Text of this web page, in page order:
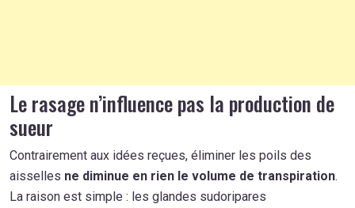
Le rasage n’influence pas la production de
sueur
Contrairement aux idées reçues, éliminer les poils des
aisselles ne diminue en rien le volume de transpiration.
La raison est simple : les glandes sudoripares